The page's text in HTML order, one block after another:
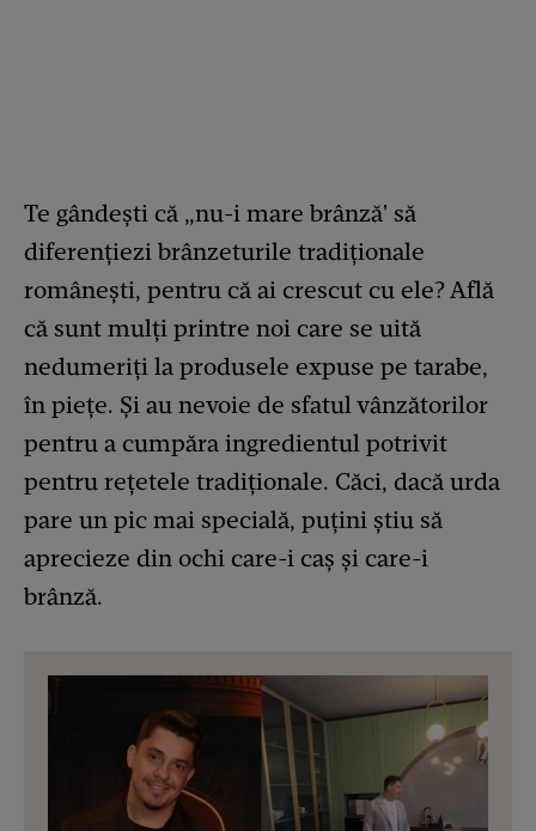
Te gândești că „nu-i mare brânză' să
diferențiezi brânzeturile tradiționale
românești, pentru că ai crescut cu ele? Află
că sunt mulți printre noi care se uită
nedumeriți la produsele expuse pe tarabe,
în piețe. Și au nevoie de sfatul vânzătorilor
pentru a cumpăra ingredientul potrivit
pentru rețetele tradiționale. Căci, dacă urda
pare un pic mai specială, puțini știu să
aprecieze din ochi care-i caș și care-i
brânză.